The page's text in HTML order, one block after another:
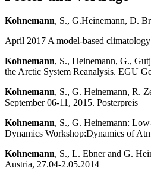
Kohnemann, S., G.Heinemann, D.
April 2017 A model-based
Kohnemann, S., Heinemann, G.,
the Arctic System Reanalysis. EGU
Kohnemann, S., G. Heinemann, R.
September 06-11, 2015. Posterpreis
Kohnemann, S., G. Heinemann:
Dynamics Workshop:Dynamics of
Kohnemann, S., L. Ebner and G.
Austria, 27.04-2.05.2014